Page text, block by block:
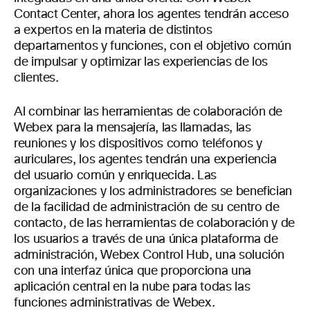
Contact Center, ahora los agentes tendrán acceso
a expertos en la materia de distintos
departamentos y funciones, con el objetivo común
de impulsar y optimizar las experiencias de los
clientes.
Al combinar las herramientas de colaboración de
Webex para la mensajería, las llamadas, las
reuniones y los dispositivos como teléfonos y
auriculares, los agentes tendrán una experiencia
del usuario común y enriquecida. Las
organizaciones y los administradores se benefician
de la facilidad de administración de su centro de
contacto, de las herramientas de colaboración y de
los usuarios a través de una única plataforma de
administración, Webex Control Hub, una solución
con una interfaz única que proporciona una
aplicación central en la nube para todas las
funciones administrativas de Webex.